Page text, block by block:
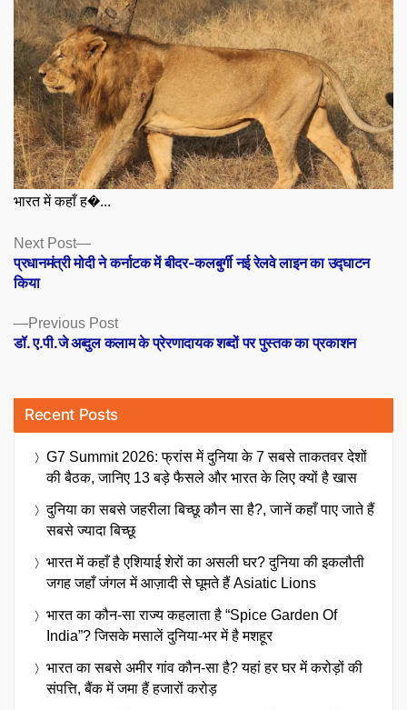
भारत में कहाँ ह�...
Posts
navigation
Previous PostPrevious
post:
डॉ. ए.पी.जे अब्दुल कलाम के प्रेरणादायक शब्दों पर पुस्तक का प्रकाशन
Next Post
Next
post:
प्रधानमंत्री मोदी ने कर्नाटक में बीदर-कलबुर्गी नई रेलवे लाइन का उद्घाटन
किया
Recent Posts
G7 Summit 2026: फ्रांस में दुनिया के 7 सबसे ताकतवर देशों
की बैठक, जानिए 13 बड़े फैसले और भारत के लिए क्यों है खास
दुनिया का सबसे जहरीला बिच्छू कौन सा है?, जानें कहाँ पाए जाते हैं
सबसे ज्यादा बिच्छू
भारत में कहाँ है एशियाई शेरों का असली घर? दुनिया की इकलौती
जगह जहाँ जंगल में आज़ादी से घूमते हैं Asiatic Lions
भारत का कौन-सा राज्य कहलाता है “Spice Garden Of
India”? जिसके मसालें दुनिया-भर में है मशहूर
भारत का सबसे अमीर गांव कौन-सा है? यहां हर घर में करोड़ों की
संपत्ति, बैंक में जमा हैं हजारों करोड़